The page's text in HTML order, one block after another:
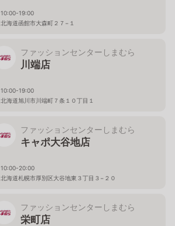
10:00-19:00
北海道函館市大森町２７−１
ファッションセンターしまむら
川端店
10:00-19:00
北海道旭川市川端町７条１０丁目１
ファッションセンターしまむら
キャポ大谷地店
10:00-20:00
北海道札幌市厚別区大谷地東３丁目３−２０
ファッションセンターしまむら
栄町店